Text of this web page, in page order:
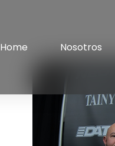
Home Nosotros